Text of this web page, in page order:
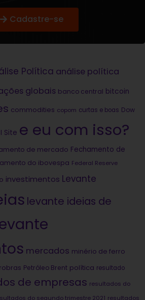
Cadastre-se
Política análise política
globais banco central bitcoin
commodities copom curtas e boas Dow
Site e eu com isso?
de mercado Fechamento de
do ibovespa Federal Reserve
investimentos Levante
levante ideias de
mercados minério de ferro
Petróleo Brent política resultado
de empresas resultados do
do segundo trimestre 2021 resultados